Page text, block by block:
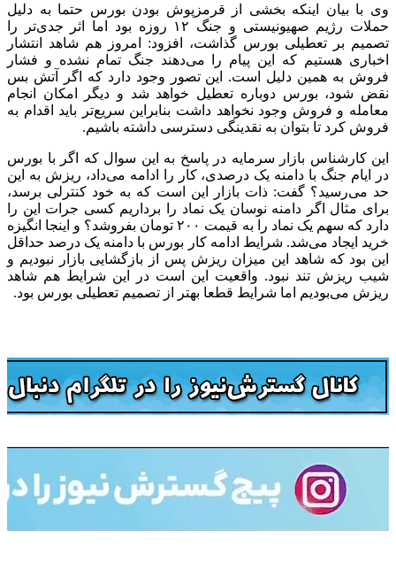
وی با بیان اینکه بخشی از قرمزپوش بودن بورس حتما به دلیل
حملات رژیم صهیونیستی و جنگ ۱۲ روزه بود اما اثر جدی‌تر را
تصمیم بر تعطیلی بورس گذاشت، افزود: امروز هم شاهد انتشار
اخباری هستیم که این پیام را می‌دهند جنگ تمام نشده و فشار
فروش به همین دلیل است. این تصور وجود دارد که اگر آتش بس
نقض شود، بورس دوباره تعطیل خواهد شد و دیگر امکان انجام
معامله و فروش وجود نخواهد داشت بنابراین سریع‌تر باید اقدام به
فروش کرد تا بتوان به نقدینگی دسترسی داشته باشیم.
این کارشناس بازار سرمایه در پاسخ به این سوال که اگر با بورس
در ایام جنگ با دامنه یک درصدی، کار را ادامه می‌داد، ریزش به این
حد می‌رسید؟ گفت: ذات بازار این است که به خود کنترلی برسد،
برای مثال اگر دامنه نوسان یک نماد را برداریم کسی جرات این را
دارد که سهم یک نماد را به قیمت ۲۰۰ تومان بفروشد؟ و اینجا انگیزه
خرید ایجاد می‌شد. شرایط ادامه کار بورس با دامنه یک درصد حداقل
این بود که شاهد این میزان ریزش پس از بازگشایی بازار نبودیم و
شیب ریزش تند نبود. واقعیت این است در این شرایط هم شاهد
ریزش می‌بودیم اما شرایط قطعا بهتر از تصمیم تعطیلی بورس بود.